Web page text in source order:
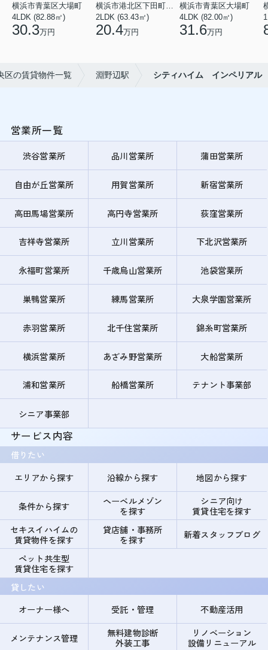
横浜市青葉区大場町
4LDK (82.88㎡)
30.3万円
2LDK (63.43㎡)
20.4万円
横浜市青葉区大場町
4LDK (82.00㎡)
31.6万円
区の賃貸物件一覧 淵野辺駅 シティハイム インペリアル
営業所一覧
渋谷営業所 品川営業所 蒲田営業所
自由が丘営業所 用賀営業所 新宿営業所
高田馬場営業所 高円寺営業所 荻窪営業所
吉祥寺営業所 立川営業所 下北沢営業所
永福町営業所 千歳烏山営業所 池袋営業所
巣鴨営業所 練馬営業所 大泉学園営業所
赤羽営業所 北千住営業所 錦糸町営業所
横浜営業所 あざみ野営業所 大船営業所
浦和営業所 船橋営業所 テナント事業部
シニア事業部
サービス内容
借りたい
エリアから探す
沿線から探す 地図から探す
条件から探す
ヘーベルメゾン
を探す
シニア向け
賃貸住宅を探す
セキスイハイムの
賃貸物件を探す
貸店舗・事務所
を探す
新着スタッフブログ
ペット共生型
賃貸住宅を探す
貸したい
オーナー様へ
受託・管理 不動産活用
メンテナンス管理
無料建物診断
外装工事
リノベーション
設備リニューアル